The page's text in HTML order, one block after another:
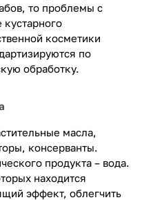
то проблемы с
косметики
по
обработку.
масла,
консерванты.
продукта – вода.
находится
эффект, облегчить